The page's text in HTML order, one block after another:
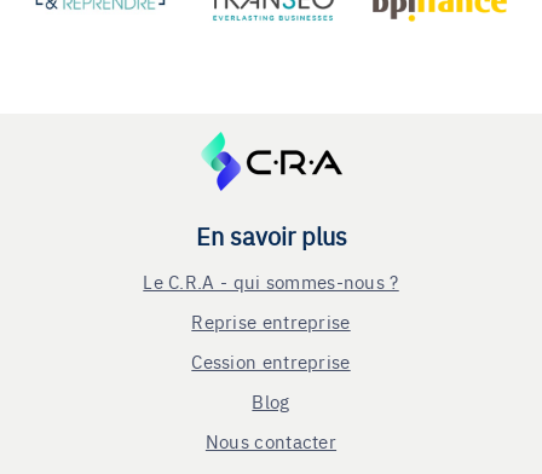
En savoir plus
Le C.R.A - qui sommes-nous ?
Reprise entreprise
Cession entreprise
Blog
Nous contacter